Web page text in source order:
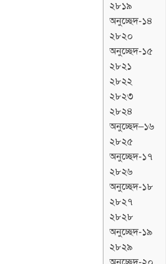
২৮১৯
অনুচ্ছেদ-১৪
২৮২০
অনুচ্ছেদ-১৫
২৮২১
২৮২২
২৮২৩
২৮২৪
অনুচ্ছেদ–১৬
২৮২৫
অনুচ্ছেদ-১৭
২৮২৬
অনুচ্ছেদ-১৮
২৮২৭
২৮২৮
অনুচ্ছেদ-১৯
২৮২৯